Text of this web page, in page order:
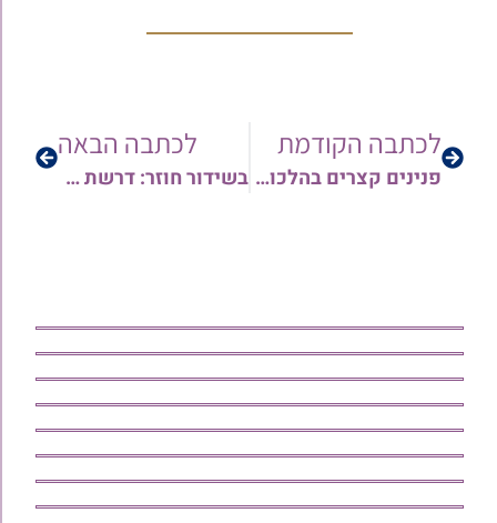
לכתבה הקודמת
פנינים קצרים בהלכות הפסח | הרב יחיאל קלזאן
לכתבה הבאה
בשידור חוזר: דרשת שבת הגדול מפי מרן הגר"ש מחפוד בענייני כשרות החג